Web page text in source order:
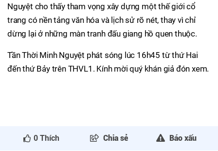
Nguyệt cho thấy tham vọng xây dựng một thế giới cổ
trang có nền tảng văn hóa và lịch sử rõ nét, thay vì chỉ
dừng lại ở những màn tranh đấu giang hồ quen thuộc.
Tần Thời Minh Nguyệt phát sóng lúc 16h45 từ thứ Hai
đến thứ Bảy trên THVL1. Kính mời quý khán giả đón xem.
0 Thích Chia sẻ Báo xấu